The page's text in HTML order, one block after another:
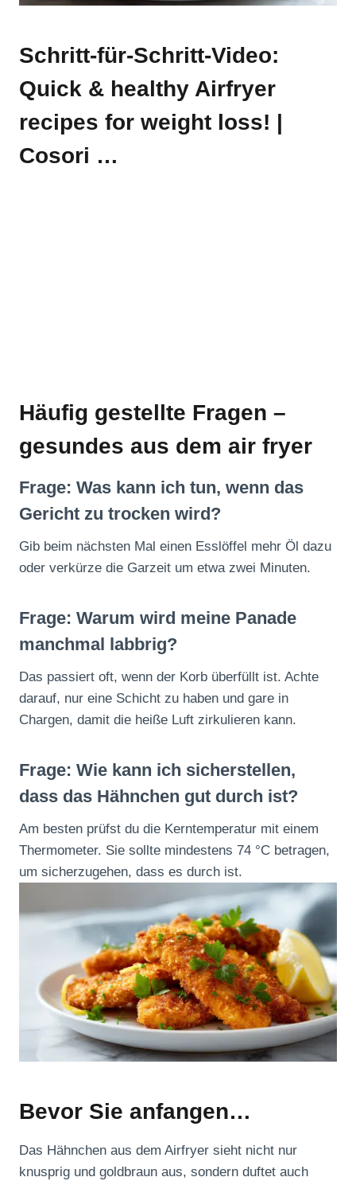
Schritt-für-Schritt-Video:
Quick & healthy Airfryer
recipes for weight loss! |
Cosori …
Häufig gestellte Fragen –
gesundes aus dem air fryer
Frage: Was kann ich tun, wenn das
Gericht zu trocken wird?
Gib beim nächsten Mal einen Esslöffel mehr Öl dazu
oder verkürze die Garzeit um etwa zwei Minuten.
Frage: Warum wird meine Panade
manchmal labbrig?
Das passiert oft, wenn der Korb überfüllt ist. Achte
darauf, nur eine Schicht zu haben und gare in
Chargen, damit die heiße Luft zirkulieren kann.
Frage: Wie kann ich sicherstellen,
dass das Hähnchen gut durch ist?
Am besten prüfst du die Kerntemperatur mit einem
Thermometer. Sie sollte mindestens 74 °C betragen,
um sicherzugehen, dass es durch ist.
Bevor Sie anfangen…
Das Hähnchen aus dem Airfryer sieht nicht nur
knusprig und goldbraun aus, sondern duftet auch